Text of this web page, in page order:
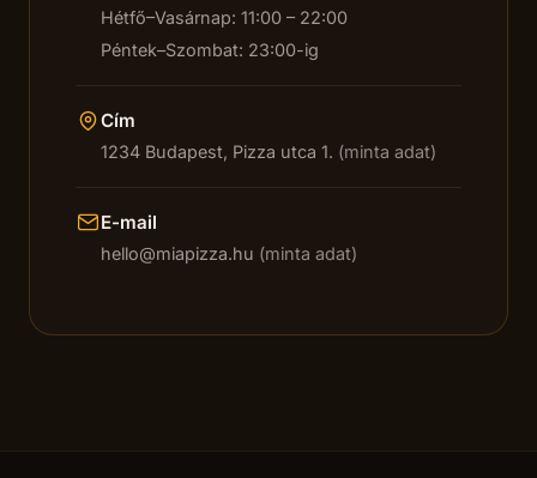
Hétfő–Vasárnap: 11:00 – 22:00
Péntek–Szombat: 23:00-ig
Cím
1234 Budapest, Pizza utca 1. (minta adat)
E-mail
hello@miapizza.hu (minta adat)